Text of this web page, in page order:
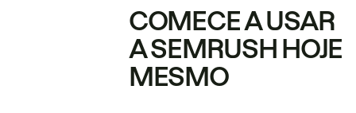
COMECE A USAR
A SEMRUSH HOJE
MESMO